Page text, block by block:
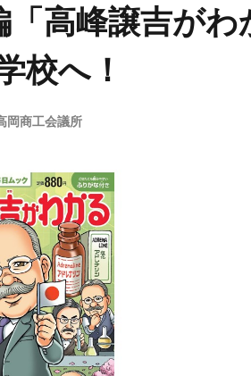
高峰譲吉がわ
校へ！
岡商工会議所